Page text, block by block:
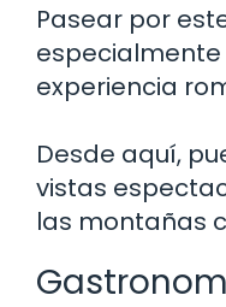
Pasear por
experiencia
Desde aquí,
vistas
las montañas